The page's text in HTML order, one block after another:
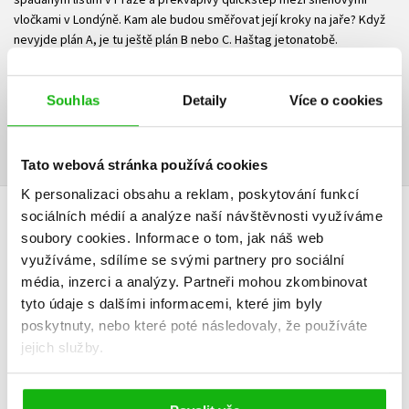
Souhlas Detaily Více o cookies
Tato webová stránka používá cookies
K personalizaci obsahu a reklam, poskytování funkcí
sociálních médií a analýze naší návštěvnosti využíváme
soubory cookies. Informace o tom, jak náš web
využíváme, sdílíme se svými partnery pro sociální
média, inzerci a analýzy. Partneři mohou zkombinovat
tyto údaje s dalšími informacemi, které jim byly
poskytnuty, nebo které poté následovaly, že používáte
jejich služby.
vločkami v Londýně. Kam ale budou směřovat její kroky na jaře? Když
nevyjde plán A, je tu ještě plán B nebo C. Haštag jetonatobě.
Ke stažení
PDF Ukázka.pdf
HODNOCENÍ ČTENÁŘŮ
V současné době nejsou vytvořena žádná uživatelská hodnocení.
Vaše hodnocení
Uživatelskou recenzi mohou vkládat pouze registrovaní uživatelé